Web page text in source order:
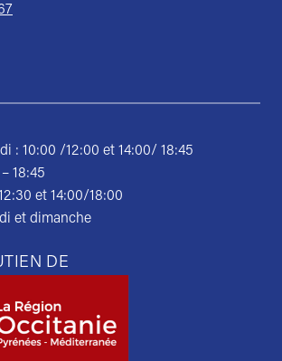
: 10:00 /12:00 et 14:00/ 18:45
18:45
et 14:00/18:00
et dimanche
DE